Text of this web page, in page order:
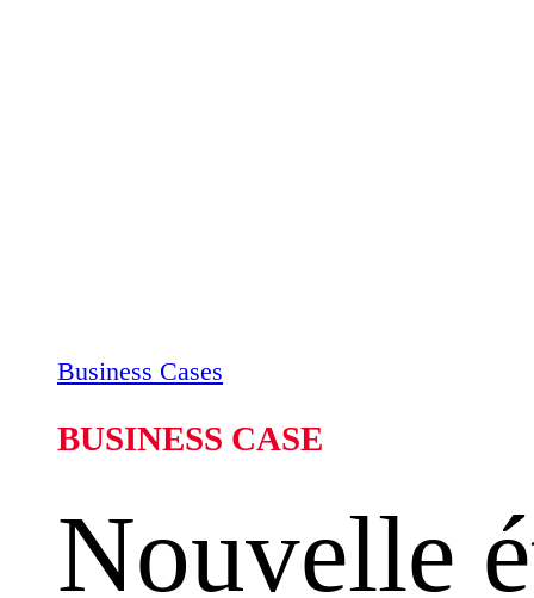
Business Cases
BUSINESS CASE
Nouvelle